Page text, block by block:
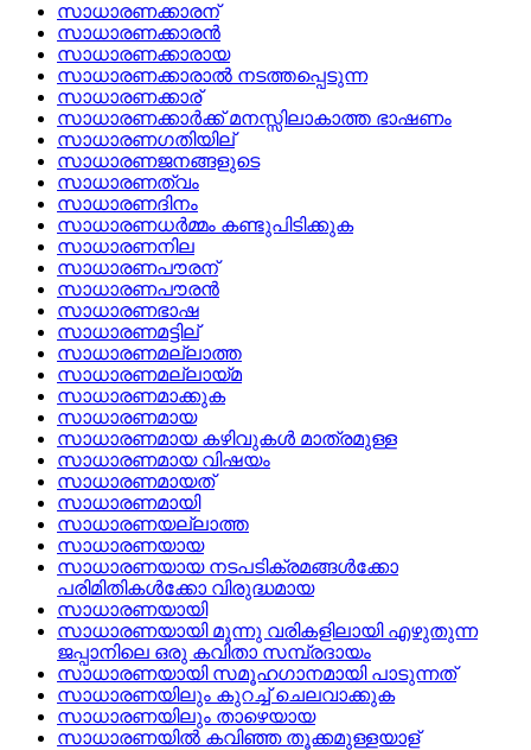
സാധാരണക്കാരന്
സാധാരണക്കാരന്‍
സാധാരണക്കാരായ
സാധാരണക്കാരാല്‍ നടത്തപ്പെടുന്ന
സാധാരണക്കാര്
സാധാരണക്കാര്‍ക്ക് മനസ്സിലാകാത്ത ഭാഷണം
സാധാരണഗതിയില്
സാധാരണജനങ്ങളുടെ
സാധാരണത്വം
സാധാരണദിനം
സാധാരണധര്‍മ്മം കണ്ടുപിടിക്കുക
സാധാരണനില
സാധാരണപൗരന്
സാധാരണപൗരന്‍
സാധാരണഭാഷ
സാധാരണമട്ടില്
സാധാരണമല്ലാത്ത
സാധാരണമല്ലായ്‌മ
സാധാരണമാക്കുക
സാധാരണമായ
സാധാരണമായ കഴിവുകള്‍ മാത്രമുള്ള
സാധാരണമായ വിഷയം
സാധാരണമായത്
സാധാരണമായി
സാധാരണയല്ലാത്ത
സാധാരണയായ
സാധാരണയായ നടപടിക്രമങ്ങള്‍ക്കോ
പരിമിതികള്‍ക്കോ വിരുദ്ധമായ
സാധാരണയായി
സാധാരണയായി മൂന്നു വരികളിലായി എഴുതുന്ന
ജപ്പാനിലെ ഒരു കവിതാ സമ്പ്രദായം
സാധാരണയായി സമൂഹഗാനമായി പാടുന്നത്
സാധാരണയിലും കുറച്ച്‌ ചെലവാക്കുക
സാധാരണയിലും താഴെയായ
സാധാരണയില്‍ കവിഞ്ഞ തൂക്കമുള്ളയാള്